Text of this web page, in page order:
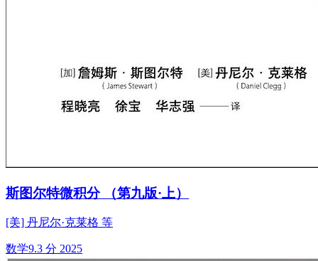
斯图尔特微积分 （第九版·上）
[美] 丹尼尔·克莱格 等
数学9.3 分 2025